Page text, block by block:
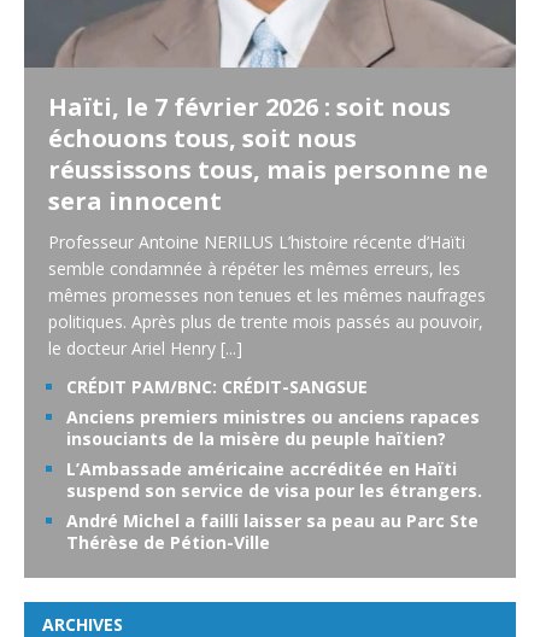
Haïti, le 7 février 2026 : soit nous
échouons tous, soit nous
réussissons tous, mais personne ne
sera innocent
Professeur Antoine NERILUS L’histoire récente d’Haïti
semble condamnée à répéter les mêmes erreurs, les
mêmes promesses non tenues et les mêmes naufrages
politiques. Après plus de trente mois passés au pouvoir,
le docteur Ariel Henry [...]
CRÉDIT PAM/BNC: CRÉDIT-SANGSUE
Anciens premiers ministres ou anciens rapaces
insouciants de la misère du peuple haïtien?
L’Ambassade américaine accréditée en Haïti
suspend son service de visa pour les étrangers.
André Michel a failli laisser sa peau au Parc Ste
Thérèse de Pétion-Ville
ARCHIVES